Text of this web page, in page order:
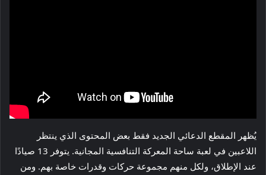
يُظهر المقطع الدعائي الجديد فقط بعض المحتوى الذي ينتظر
اللاعبين في لعبة ساحة المعركة التنافسية المجانية. يتوفر 13 صيادًا
عند الإطلاق، ولكل منهم مجموعة حركات وقدرات خاصة بهم. ومن